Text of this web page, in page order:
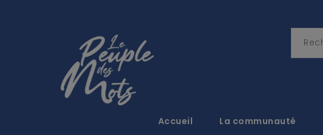
Accueil La communauté